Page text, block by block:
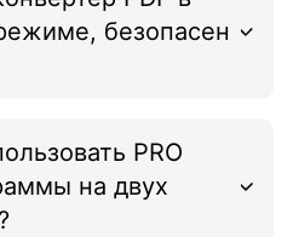
безопасен
PRO
на двух